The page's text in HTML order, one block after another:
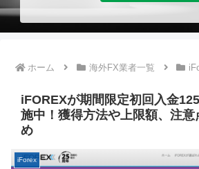
ホーム 海外FX業者一覧
iFOREXが期間限定初回入金
施中！獲得方法や上限額、注意
め
iForex